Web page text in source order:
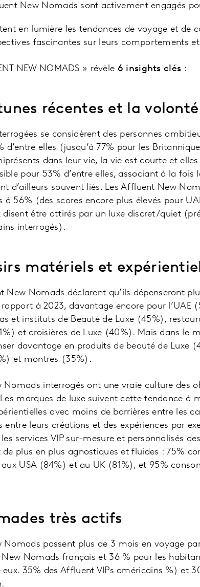
New Nomads sont activement engagés
en lumière les tendances de voyage et de
fascinantes sur leurs comportements
NEW NOMADS » révèle 6 insights clés :
récentes et la
se considèrent des personnes
d’entre elles (jusqu’à 77% pour les
dans leur vie, la vie est courte et
pour 53% d’entre elles, associant à la fois
d’ailleurs souvent liés. Les Affluent New
à 56% (des scores encore plus élevés pour
être attirés par un luxe discret /quiet
interrogés).
matériels et
New Nomads déclarent qu’ils dépenseront
rapport à 2023, davantage encore pour l’UAE
et instituts de Beauté de Luxe (45%),
et croisières de Luxe (40%). Mais dans le
davantage en produits de beauté de Luxe
et montres (35%).
Nomads interrogés ont une vraie culture des
marques de luxe suivent cette tendance à
avec moins de barrières entre les
entre leurs créations et des expériences par
services VIP sur-mesure et personnalisés
de plus en plus agnostiques et fluides : 75%
aux USA (84%) et au UK (81%), et 95%
très actifs
Nomads passent plus de 3 mois en voyage
Nomads français et 36 % pour les
eux. 35% des Affluent VIPs américains %) et